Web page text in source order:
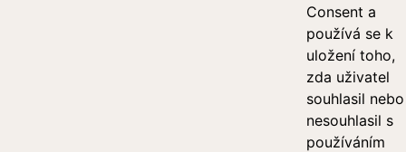
Consent a
používá se k
uložení toho,
zda uživatel
souhlasil nebo
nesouhlasil s
používáním